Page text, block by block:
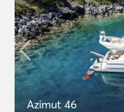
Azimut 46